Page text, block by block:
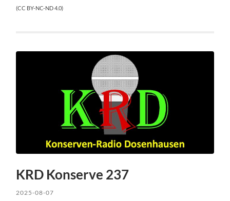
(CC BY-NC-ND 4.0)
KRD Konserve 237
2025-08-07